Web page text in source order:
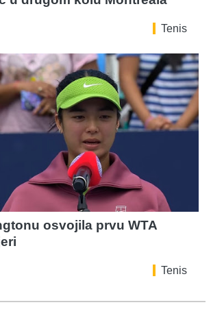
Tenis
osvojila prvu WTA
Tenis